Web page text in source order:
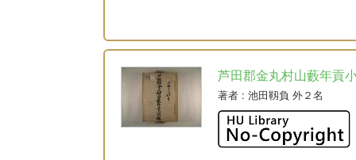
芦田郡金丸村山藪年貢
著者 : 池田靱負 外２名